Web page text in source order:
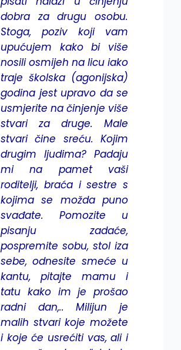
dobra za drugu osobu.
Stoga, poziv koji vam
upućujem kako bi više
nosili osmijeh na licu iako
traje školska (agonijska)
godina jest upravo da se
usmjerite na činjenje više
stvari za druge. Male
stvari čine sreću. Kojim
drugim ljudima? Padaju
mi na pamet vaši
roditelji, braća i sestre s
kojima se možda puno
svađate. Pomozite u
pisanju zadaće,
pospremite sobu, stol iza
sebe, odnesite smeće u
kantu, pitajte mamu i
tatu kako im je prošao
radni dan,.. Milijun je
malih stvari koje možete
i koje će usrećiti vas, ali i